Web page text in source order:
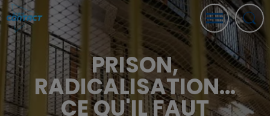
PRISON,
RADICALISATION...
CE QU'IL FAUT